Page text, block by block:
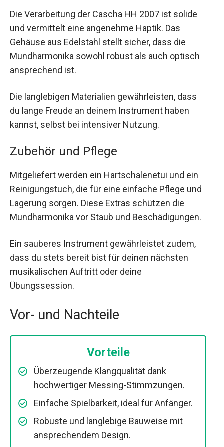
Die Verarbeitung der Cascha HH 2007 ist solide
und vermittelt eine angenehme Haptik. Das
Gehäuse aus Edelstahl stellt sicher, dass die
Mundharmonika sowohl robust als auch optisch
ansprechend ist.
Die langlebigen Materialien gewährleisten, dass
du lange Freude an deinem Instrument haben
kannst, selbst bei intensiver Nutzung.
Zubehör und Pflege
Mitgeliefert werden ein Hartschalenetui und ein
Reinigungstuch, die für eine einfache Pflege und
Lagerung sorgen. Diese Extras schützen die
Mundharmonika vor Staub und Beschädigungen.
Ein sauberes Instrument gewährleistet zudem,
dass du stets bereit bist für deinen nächsten
musikalischen Auftritt oder deine
Übungssession.
Vor- und Nachteile
Vorteile
Überzeugende Klangqualität dank
hochwertiger Messing-Stimmzungen.
Einfache Spielbarkeit, ideal für Anfänger.
Robuste und langlebige Bauweise mit
ansprechendem Design.